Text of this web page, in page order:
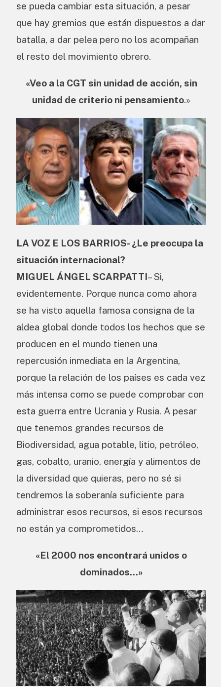
se pueda cambiar esta situación, a pesar
que hay gremios que están dispuestos a dar
batalla, a dar pelea pero no los acompañan
el resto del movimiento obrero.
«Veo a la CGT sin unidad de acción, sin
unidad de criterio ni pensamiento.»
LA VOZ E LOS BARRIOS- ¿Le preocupa la
situación internacional?
MIGUEL ÁNGEL SCARPATTI– Si,
evidentemente. Porque nunca como ahora
se ha visto aquella famosa consigna de la
aldea global donde todos los hechos que se
producen en el mundo tienen una
repercusión inmediata en la Argentina,
porque la relación de los países es cada vez
más intensa como se puede comprobar con
esta guerra entre Ucrania y Rusia. A pesar
que tenemos grandes recursos de
Biodiversidad, agua potable, litio, petróleo,
gas, cobalto, uranio, energía y alimentos de
la diversidad que quieras, pero no sé si
tendremos la soberanía suficiente para
administrar esos recursos, si esos recursos
no están ya comprometidos…
«El 2000 nos encontrará unidos o
dominados…»